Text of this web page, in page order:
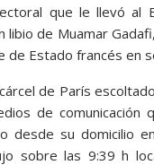
que le llevó al
libio de Muamar
de Estado francés en
de París
de comunicación
desde su domicilio
sobre las 9:39 h